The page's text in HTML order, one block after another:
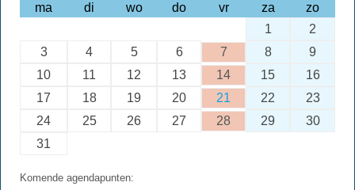
ma
di wo do vr za
zo
1
2
3
4 5 6 7 8
9
10
11 12 13 14 15
16
17
18 19 20 21 22
23
24
25 26 27 28 29
30
31
Komende agendapunten: